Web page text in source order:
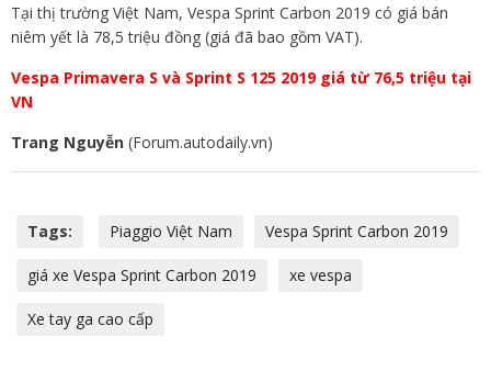
Tại thị trường Việt Nam, Vespa Sprint Carbon 2019 có giá bán
niêm yết là 78,5 triệu đồng (giá đã bao gồm VAT).
Vespa Primavera S và Sprint S 125 2019 giá từ 76,5 triệu tại
VN
Trang Nguyễn (Forum.autodaily.vn)
Tags: Piaggio Việt Nam Vespa Sprint Carbon 2019
giá xe Vespa Sprint Carbon 2019 xe vespa
Xe tay ga cao cấp